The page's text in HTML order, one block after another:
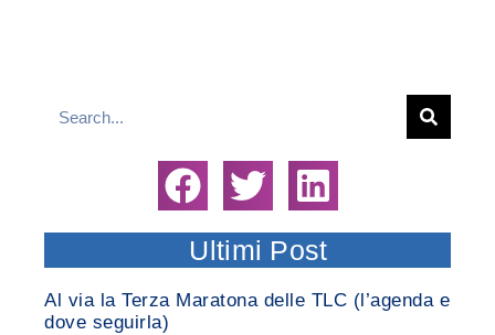
Ultimi Post
Al via la Terza Maratona delle TLC (l’agenda e
dove seguirla)